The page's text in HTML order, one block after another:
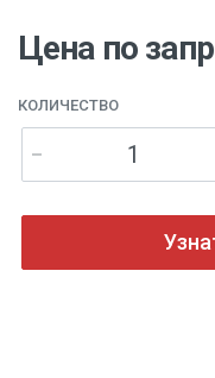
Цена по
КОЛИЧЕСТВО